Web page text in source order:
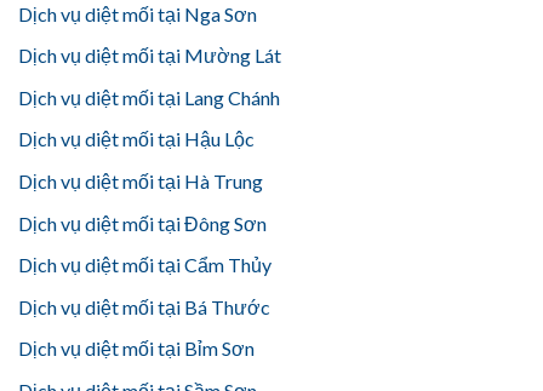
Dịch vụ diệt mối tại Nga Sơn
Dịch vụ diệt mối tại Mường Lát
Dịch vụ diệt mối tại Lang Chánh
Dịch vụ diệt mối tại Hậu Lộc
Dịch vụ diệt mối tại Hà Trung
Dịch vụ diệt mối tại Đông Sơn
Dịch vụ diệt mối tại Cẩm Thủy
Dịch vụ diệt mối tại Bá Thước
Dịch vụ diệt mối tại Bỉm Sơn